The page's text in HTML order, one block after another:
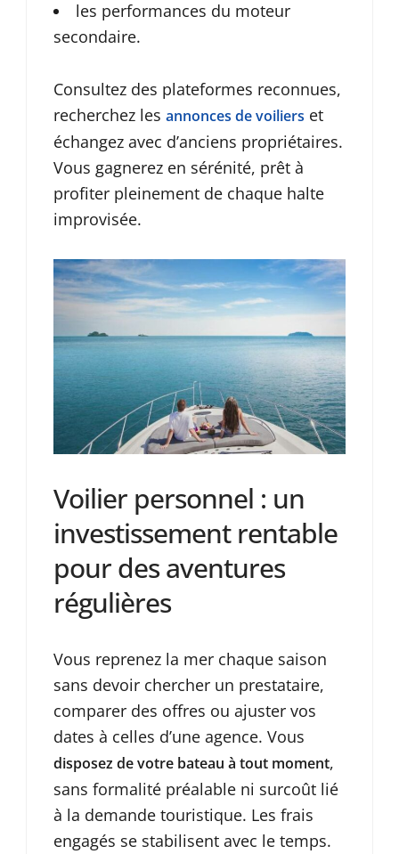
les performances du moteur
secondaire.
Consultez des plateformes reconnues,
recherchez les annonces de voiliers et
échangez avec d’anciens propriétaires.
Vous gagnerez en sérénité, prêt à
profiter pleinement de chaque halte
improvisée.
Voilier personnel : un
investissement rentable
pour des aventures
régulières
Vous reprenez la mer chaque saison
sans devoir chercher un prestataire,
comparer des offres ou ajuster vos
dates à celles d’une agence. Vous
disposez de votre bateau à tout moment,
sans formalité préalable ni surcoût lié
à la demande touristique. Les frais
engagés se stabilisent avec le temps.